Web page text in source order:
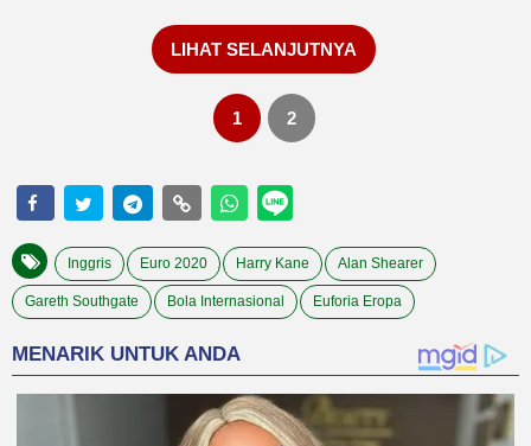
LIHAT SELANJUTNYA
1 2
Inggris Euro 2020 Harry Kane Alan Shearer
Gareth Southgate Bola Internasional Euforia Eropa